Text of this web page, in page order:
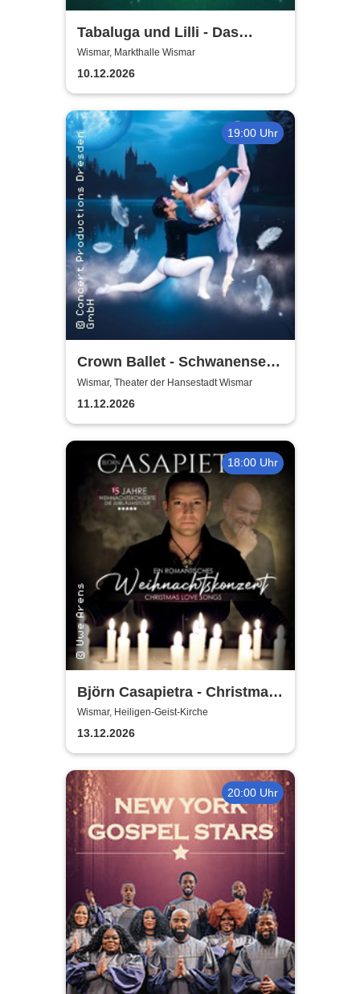
Tabaluga und Lilli - Das
drachenstarke Musical für die
ganze Familie
Wismar, Markthalle Wismar
10.12.2026
19:00 Uhr
Crown Ballet - Schwanensee
mit Orchester
Wismar, Theater der Hansestadt Wismar
11.12.2026
18:00 Uhr
Björn Casapietra - Christmas
Love Songs
Wismar, Heiligen-Geist-Kirche
13.12.2026
20:00 Uhr